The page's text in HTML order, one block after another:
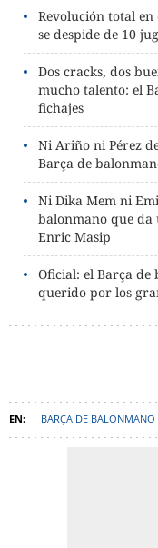
Revolución total
se despide de 10
Dos cracks, dos
mucho talento: el
fichajes
Ni Ariño ni Pérez
Barça de
Ni Dika Mem ni
balonmano que
Enric Masip
Oficial: el Barça
querido por los
BARÇA DE BALONMANO